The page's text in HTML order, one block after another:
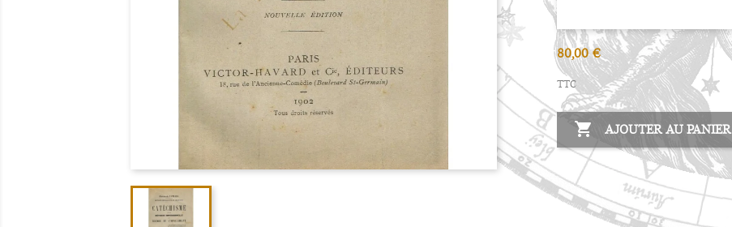
80,00 €
TTC
 AJOUTER AU PANIER